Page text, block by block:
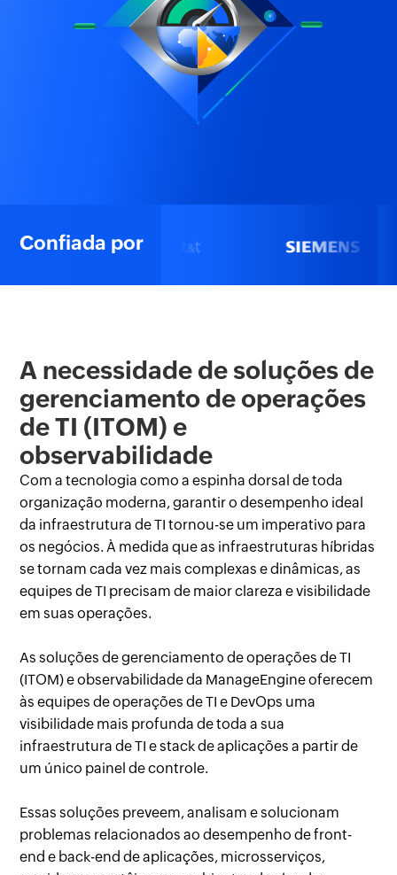
Confiada por
A necessidade de soluções de
gerenciamento de operações
de TI (ITOM) e
observabilidade
Com a tecnologia como a espinha dorsal de toda
organização moderna, garantir o desempenho ideal
da infraestrutura de TI tornou-se um imperativo para
os negócios. À medida que as infraestruturas híbridas
se tornam cada vez mais complexas e dinâmicas, as
equipes de TI precisam de maior clareza e visibilidade
em suas operações.
As soluções de gerenciamento de operações de TI
(ITOM) e observabilidade da ManageEngine oferecem
às equipes de operações de TI e DevOps uma
visibilidade mais profunda de toda a sua
infraestrutura de TI e stack de aplicações a partir de
um único painel de controle.
Essas soluções preveem, analisam e solucionam
problemas relacionados ao desempenho de front-
end e back-end de aplicações, microsserviços,